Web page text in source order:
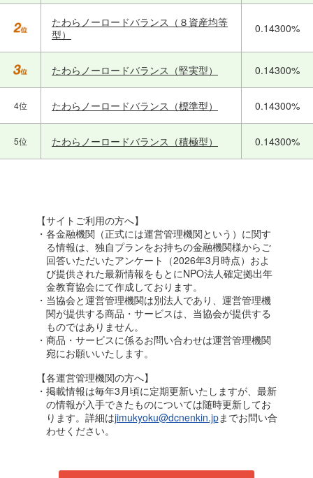
たわらノーロードバランス（８資産均等
型）
0.14300%
たわらノーロードバランス（堅実型） 0.14300%
4位 たわらノーロードバランス（標準型） 0.14300%
5位 たわらノーロードバランス（積極型） 0.14300%
【サイトご利用の方へ】
・各金融機関（正式には運営管理機関という）に関す
る情報は、独自プランをお持ちの金融機関様からご
回答いただいたアンケート（2026年3月時点）およ
び提供された最新情報をもとにNPO法人確定拠出年
金教育協会にて作成しております。
・当協会と運営管理機関は別法人であり、運営管理機
関が提供する商品・サービスは、当協会が提供する
ものではありません。
・商品・サービスに係るお問い合わせは運営管理機関
宛にお願いいたします。
【各運営管理機関の方へ】
・掲載情報は毎年3月頃に定期更新いたしますが、最新
の情報が入手できたものについては随時更新してお
ります。詳細はjimukyoku@dcnenkin.jpまでお問い合
わせください。